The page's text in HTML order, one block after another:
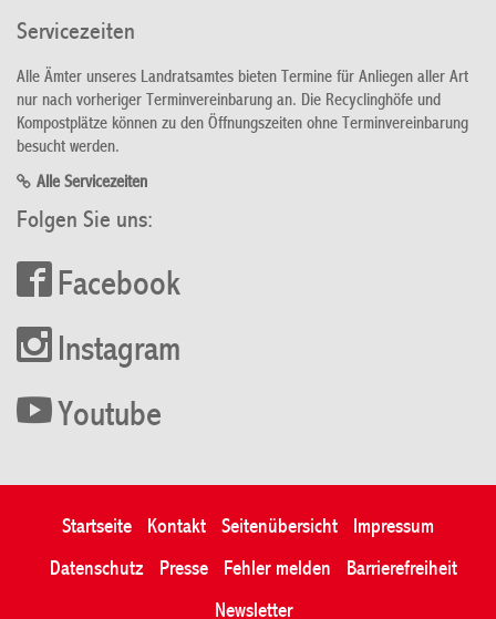
Servicezeiten
Alle Ämter unseres Landratsamtes bieten Termine für Anliegen aller Art
nur nach vorheriger Terminvereinbarung an. Die Recyclinghöfe und
Kompostplätze können zu den Öffnungszeiten ohne Terminvereinbarung
besucht werden.
Alle Servicezeiten
Folgen Sie uns:
Facebook
Instagram
Youtube
Startseite Kontakt Seitenübersicht
Impressum
Datenschutz
Presse Fehler melden
Barrierefreiheit
Newsletter